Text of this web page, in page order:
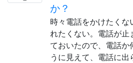
か？
時々電話をかけたくな
れたくない。電話が止
ておいたので、電話か
うに見えて、電話に出